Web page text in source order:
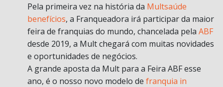
Pela primeira vez na história da Multsaúde
benefícios, a Franqueadora irá participar da maior
feira de franquias do mundo, chancelada pela ABF
desde 2019, a Mult chegará com muitas novidades
e oportunidades de negócios.
A grande aposta da Mult para a Feira ABF esse
ano, é o nosso novo modelo de franquia in